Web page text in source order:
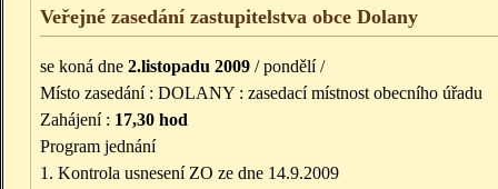
Veřejné zasedání zastupitelstva obce Dolany
se koná dne 2.listopadu 2009 / pondělí /
Místo zasedání : DOLANY : zasedací místnost obecního úřadu
Zahájení : 17,30 hod
Program jednání
1. Kontrola usnesení ZO ze dne 14.9.2009